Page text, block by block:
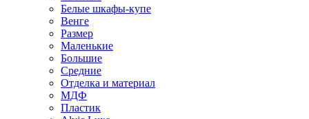
Белые шкафы-купе
Венге
Размер
Маленькие
Большие
Средние
Отделка и материал
МДФ
Пластик